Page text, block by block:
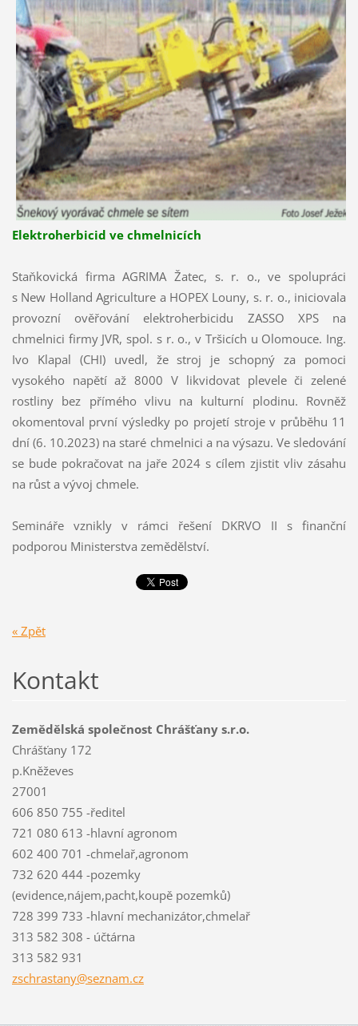
Elektroherbicid ve chmelnicích
Staňkovická firma AGRIMA Žatec, s. r. o., ve spolupráci
s New Holland Agriculture a HOPEX Louny, s. r. o., iniciovala
provozní ověřování elektroherbicidu ZASSO XPS na
chmelnici firmy JVR, spol. s r. o., v Tršicích u Olomouce. Ing.
Ivo Klapal (CHI) uvedl, že stroj je schopný za pomoci
vysokého napětí až 8000 V likvidovat plevele či zelené
rostliny bez přímého vlivu na kulturní plodinu. Rovněž
okomentoval první výsledky po projetí stroje v průběhu 11
dní (6. 10.2023) na staré chmelnici a na výsazu. Ve sledování
se bude pokračovat na jaře 2024 s cílem zjistit vliv zásahu
na růst a vývoj chmele.
Semináře vznikly v rámci řešení DKRVO II s finanční
podporou Ministerstva zemědělství.
« Zpět
Kontakt
Zemědělská společnost Chrášťany s.r.o.
Chrášťany 172
p.Kněževes
27001
606 850 755 -ředitel
721 080 613 -hlavní agronom
602 400 701 -chmelař,agronom
732 620 444 -pozemky
(evidence,nájem,pacht,koupě pozemků)
728 399 733 -hlavní mechanizátor,chmelař
313 582 308 - účtárna
313 582 931
zschrastany@seznam.cz